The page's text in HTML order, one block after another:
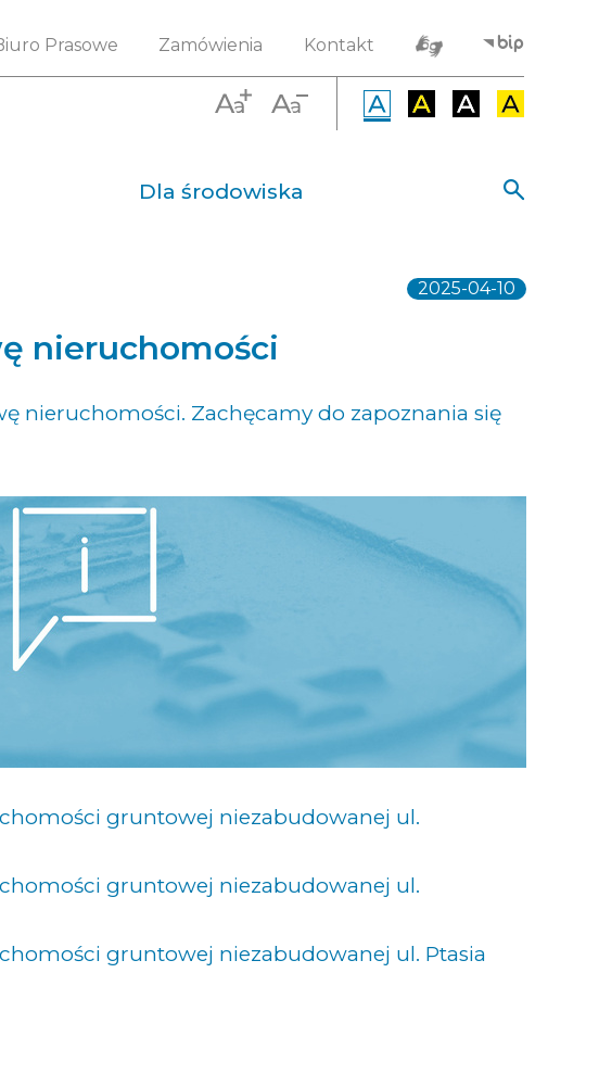
Prasowe Zamówienia Kontakt
Dla środowiska
2025-04-10
nieruchomości
nieruchomości. Zachęcamy do zapoznania się
gruntowej niezabudowanej ul.
gruntowej niezabudowanej ul.
gruntowej niezabudowanej ul. Ptasia